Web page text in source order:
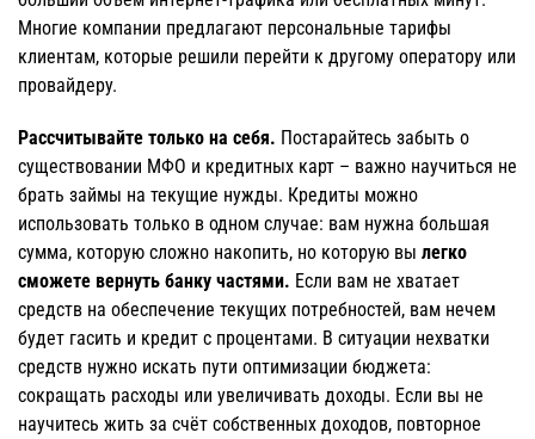
Многие компании предлагают персональные тарифы
клиентам, которые решили перейти к другому оператору или
провайдеру.
Рассчитывайте только на себя. Постарайтесь забыть о
существовании МФО и кредитных карт – важно научиться не
брать займы на текущие нужды. Кредиты можно
использовать только в одном случае: вам нужна большая
сумма, которую сложно накопить, но которую вы легко
сможете вернуть банку частями. Если вам не хватает
средств на обеспечение текущих потребностей, вам нечем
будет гасить и кредит с процентами. В ситуации нехватки
средств нужно искать пути оптимизации бюджета:
сокращать расходы или увеличивать доходы. Если вы не
научитесь жить за счёт собственных доходов, повторное